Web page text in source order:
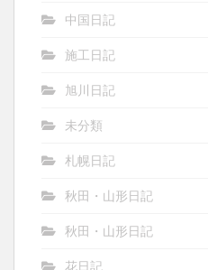
中国日記
施工日記
旭川日記
未分類
札幌日記
秋田・山形日記
秋田・山形日記
花日記